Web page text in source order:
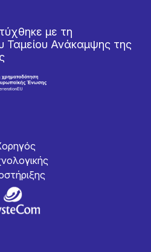
με τη
Ταμείου Ανάκαμψης της